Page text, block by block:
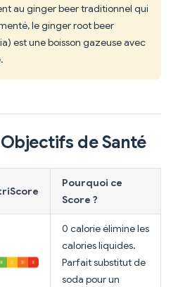
au ginger beer traditionnel qui
le ginger root beer
est une boisson gazeuse avec
de Santé
Pourquoi ce
Score ?
0 calorie élimine les
calories liquides.
Parfait substitut de
soda pour un